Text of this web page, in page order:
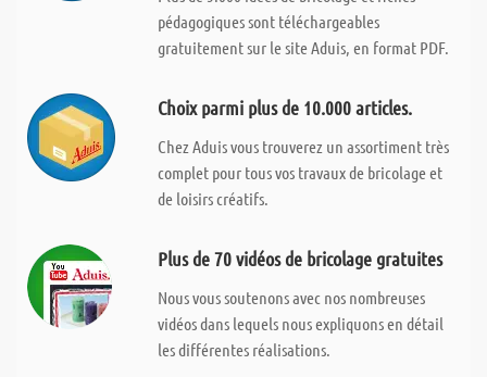
pédagogiques sont téléchargeables
gratuitement sur le site Aduis, en format PDF.
Choix parmi plus de 10.000 articles.
Chez Aduis vous trouverez un assortiment très
complet pour tous vos travaux de bricolage et
de loisirs créatifs.
Plus de 70 vidéos de bricolage gratuites
Nous vous soutenons avec nos nombreuses
vidéos dans lequels nous expliquons en détail
les différentes réalisations.